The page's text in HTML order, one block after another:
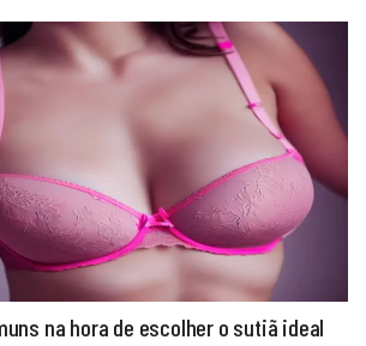
na hora de escolher o sutiã ideal